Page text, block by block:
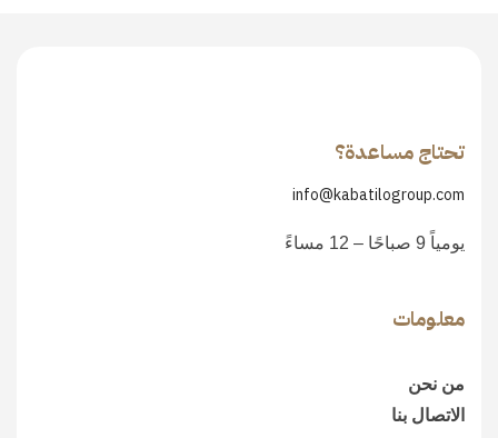
تحتاج مساعدة؟
info@kabatilogroup.com
يومياً 9 صباحًا – 12 مساءً
معلومات
من نحن
الاتصال بنا